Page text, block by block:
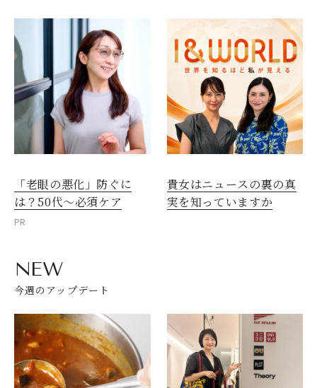
「老眼の悪化」防ぐに
は？50代～必須ケア
PR
貴女はニュースの裏の真
実を知っていますか
NEW
今週のアップデート